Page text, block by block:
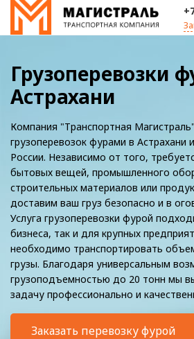
Грузоперевозки
Астрахани
Компания "Транспортная
грузоперевозок фурами в Астрахани
России. Независимо от того,
бытовых вещей, промышленного
строительных материалов или
доставим ваш груз безопасно и в
Услуга грузоперевозки фурой
бизнеса, так и для крупных
необходимо транспортировать
грузы. Благодаря универсальным
грузоподъемностью до 20 тонн мы
задачу профессионально и
Заказать перевозку фурой